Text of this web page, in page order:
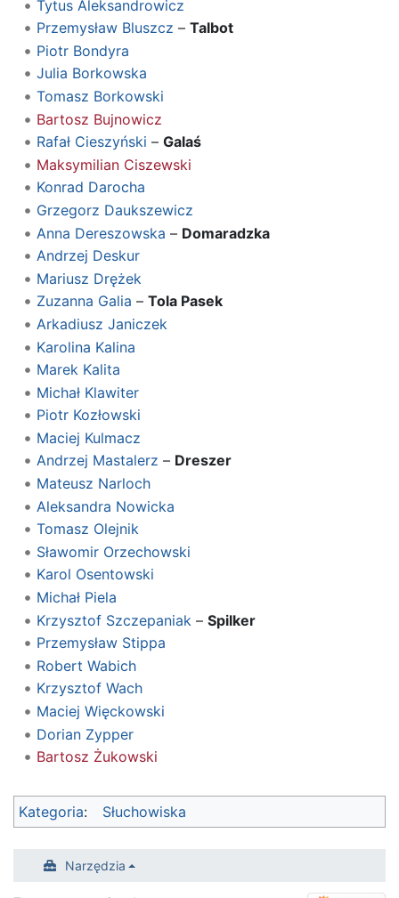
Tytus Aleksandrowicz
Przemysław Bluszcz – Talbot
Piotr Bondyra
Julia Borkowska
Tomasz Borkowski
Bartosz Bujnowicz
Rafał Cieszyński – Galaś
Maksymilian Ciszewski
Konrad Darocha
Grzegorz Daukszewicz
Anna Dereszowska – Domaradzka
Andrzej Deskur
Mariusz Drężek
Zuzanna Galia – Tola Pasek
Arkadiusz Janiczek
Karolina Kalina
Marek Kalita
Michał Klawiter
Piotr Kozłowski
Maciej Kulmacz
Andrzej Mastalerz – Dreszer
Mateusz Narloch
Aleksandra Nowicka
Tomasz Olejnik
Sławomir Orzechowski
Karol Osentowski
Michał Piela
Krzysztof Szczepaniak – Spilker
Przemysław Stippa
Robert Wabich
Krzysztof Wach
Maciej Więckowski
Dorian Zypper
Bartosz Żukowski
Kategoria: Słuchowiska
Narzędzia